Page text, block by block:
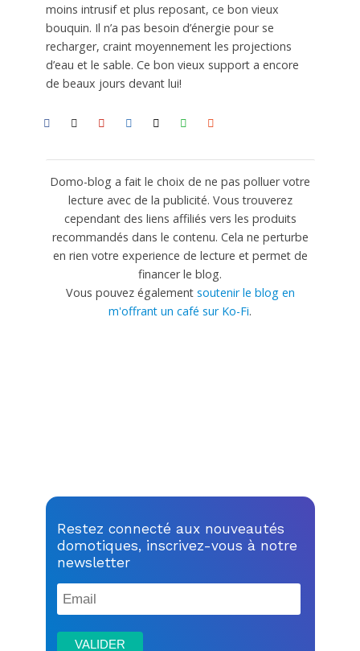
moins intrusif et plus reposant, ce bon vieux
bouquin. Il n’a pas besoin d’énergie pour se
recharger, craint moyennement les projections
d’eau et le sable. Ce bon vieux support a encore
de beaux jours devant lui!
Domo-blog a fait le choix de ne pas polluer votre
lecture avec de la publicité. Vous trouverez
cependant des liens affiliés vers les produits
recommandés dans le contenu. Cela ne perturbe
en rien votre experience de lecture et permet de
financer le blog.
Vous pouvez également soutenir le blog en
m'offrant un café sur Ko-Fi.
Restez connecté aux nouveautés
domotiques, inscrivez-vous à notre
newsletter